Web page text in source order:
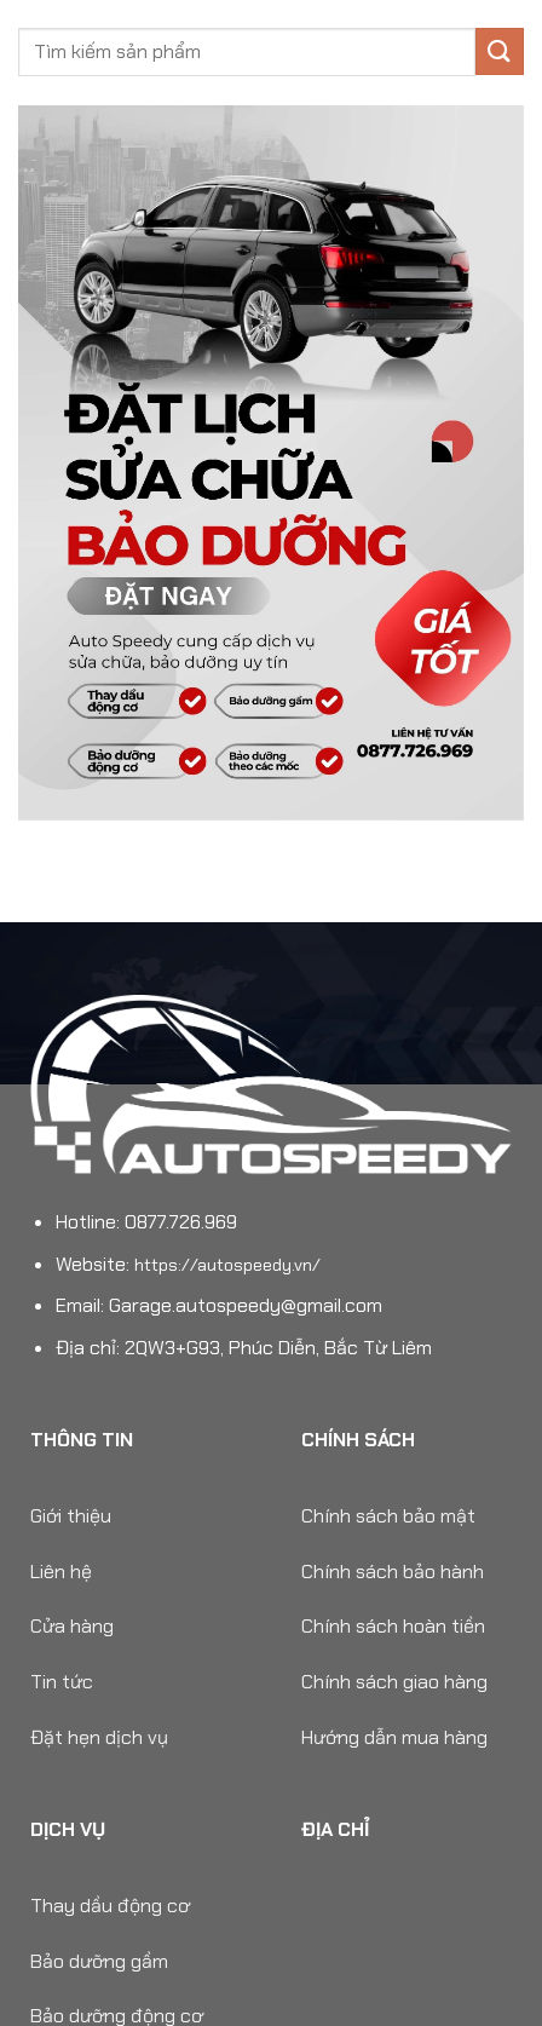
Hotline: 0877.726.969
Website: https://autospeedy.vn/
Email: Garage.autospeedy@gmail.com
Địa chỉ: 2QW3+G93, Phúc Diễn, Bắc Từ Liêm
THÔNG TIN
Giới thiệu
Liên hệ
Cửa hàng
Tin tức
Đặt hẹn dịch vụ
CHÍNH SÁCH
Chính sách bảo mật
Chính sách bảo hành
Chính sách hoàn tiền
Chính sách giao hàng
Hướng dẫn mua hàng
DỊCH VỤ
Thay dầu động cơ
Bảo dưỡng gầm
Bảo dưỡng động cơ
ĐỊA CHỈ